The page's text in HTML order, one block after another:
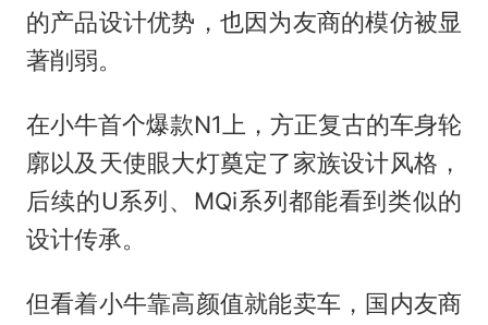
的产品设计优势，也因为友商的模仿被显
著削弱。
在小牛首个爆款N1上，方正复古的车身轮
廓以及天使眼大灯奠定了家族设计风格，
后续的U系列、MQi系列都能看到类似的
设计传承。
但看着小牛靠高颜值就能卖车，国内友商